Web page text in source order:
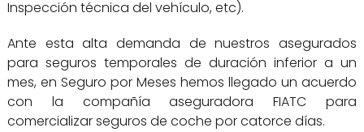
Inspección técnica del vehículo, etc).
Ante esta alta demanda de nuestros asegurados
para seguros temporales de duración inferior a un
mes, en Seguro por Meses hemos llegado un acuerdo
con la compañía aseguradora FIATC para
comercializar seguros de coche por catorce días.